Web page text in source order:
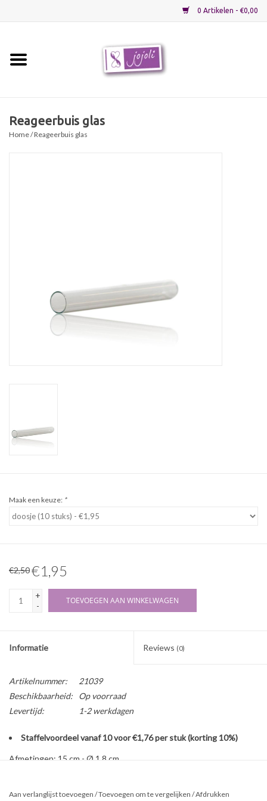
0 Artikelen - €0,00
Cadeaubon
Reageerbuis glas
Home/ Reageerbuis glas
Maak een keuze: *
€2,50€1,95
+
-
TOEVOEGEN AAN WINKELWAGEN
Informatie Reviews (0)
Artikelnummer:
21039
Beschikbaarheid:
Op voorraad
Levertijd:
1-2 werkdagen
Staffelvoordeel vanaf 10 voor €1,76 per stuk (korting 10%)
Afmetingen: 15 cm - Ø 1.8 cm.
Een reageerbuis of proefbuis is een cilindrisch stuk glasbuis met
Aan verlanglijst toevoegen /Toevoegen om te vergelijken /Afdrukken